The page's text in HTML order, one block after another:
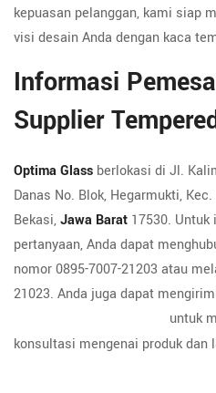
kepuasan pelanggan, kami siap
visi desain Anda dengan kaca
Informasi
Supplier
Optima Glass berlokasi di Jl.
Danas No. Blok, Hegarmukti,
Bekasi,Jawa Barat 17530.
pertanyaan, Anda dapat
nomor 0895-7007-21203 atau
21023. Anda juga dapat
untuk
konsultasi mengenai produk dan